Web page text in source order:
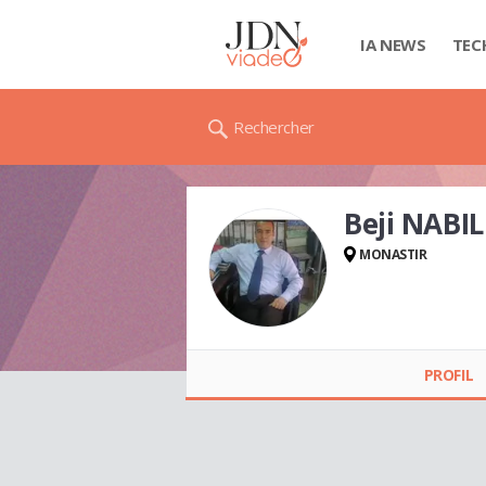
IA NEWS
Rechercher
Beji NABIL
MONASTIR
PROFIL